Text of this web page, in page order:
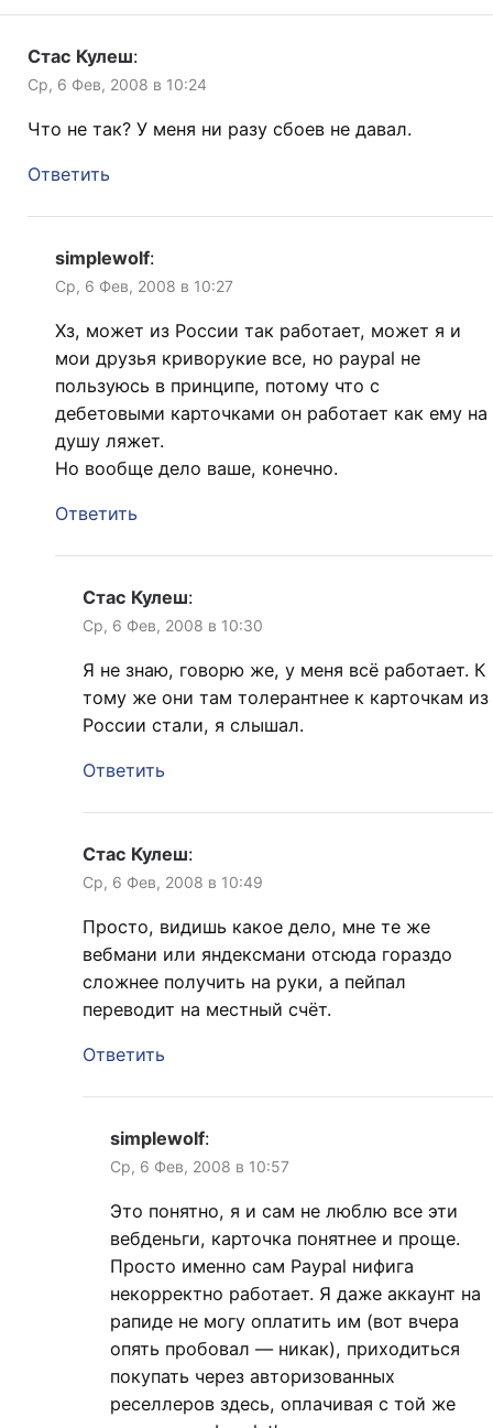
Стас Кулеш:
Ср, 6 Фев, 2008 в 10:24
Что не так? У меня ни разу сбоев не давал.
Ответить
simplewolf:
Ср, 6 Фев, 2008 в 10:27
Хз, может из России так работает, может я и
мои друзья криворукие все, но paypal не
пользуюсь в принципе, потому что с
дебетовыми карточками он работает как ему на
душу ляжет.
Но вообще дело ваше, конечно.
Ответить
Стас Кулеш:
Ср, 6 Фев, 2008 в 10:30
Я не знаю, говорю же, у меня всё работает. К
тому же они там толерантнее к карточкам из
России стали, я слышал.
Ответить
Стас Кулеш:
Ср, 6 Фев, 2008 в 10:49
Просто, видишь какое дело, мне те же
вебмани или яндексмани отсюда гораздо
сложнее получить на руки, а пейпал
переводит на местный счёт.
Ответить
simplewolf:
Ср, 6 Фев, 2008 в 10:57
Это понятно, я и сам не люблю все эти
вебденьги, карточка понятнее и проще.
Просто именно сам Paypal нифига
некорректно работает. Я даже аккаунт на
рапиде не могу оплатить им (вот вчера
опять пробовал — никак), приходиться
покупать через авторизованных
реселлеров здесь, оплачивая с той же